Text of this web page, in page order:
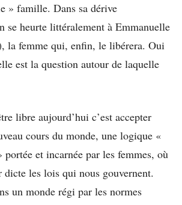
» famille. Dans sa dérive
se heurte littéralement à Emmanuelle
la femme qui, enfin, le libérera. Oui
est la question autour de laquelle
libre aujourd’hui c’est accepter
cours du monde, une logique «
portée et incarnée par les femmes, où
les lois qui nous gouvernent.
un monde régi par les normes